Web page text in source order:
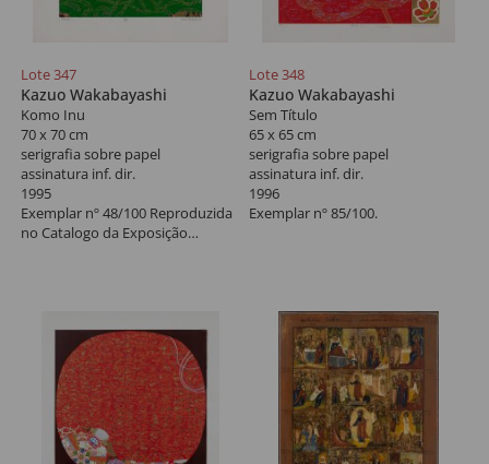
Lote 347
Kazuo Wakabayashi
Komo Inu
70 x 70 cm
serigrafia sobre papel
assinatura inf. dir.
1995
Exemplar nº 48/100 Reproduzida
no Catalogo da Exposição
Lote 348
Kazuo Wakabayashi
Sem Título
65 x 65 cm
serigrafia sobre papel
assinatura inf. dir.
1996
Exemplar nº 85/100.